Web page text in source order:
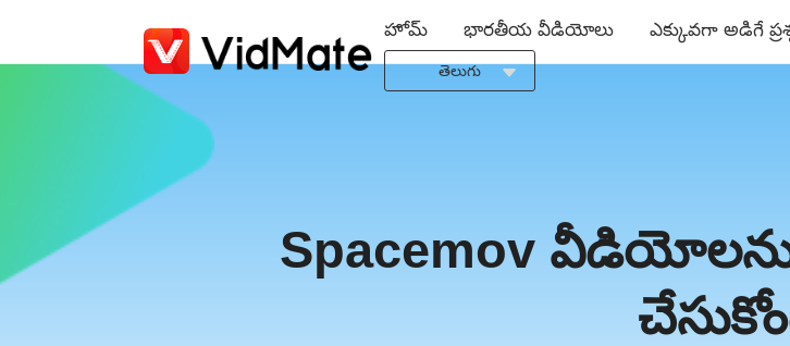
హోమ్ భారతీయ వీడియోలు ఎక్కువగా అడిగే
తెలుగు
Français
Spacemov